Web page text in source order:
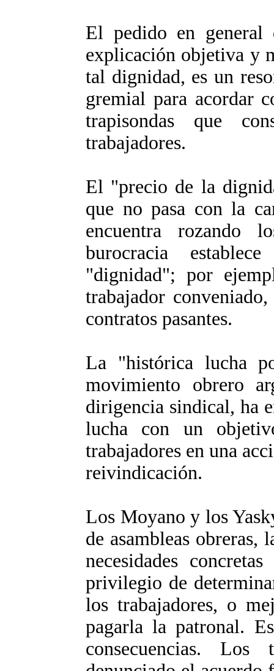
El pedido en
explicación objetiva y
tal dignidad, es un
gremial para acordar
trapisondas que
trabajadores.
El "precio de la
que no pasa con la
encuentra rozando
burocracia
"dignidad"; por
trabajador
contratos pasantes.
La "histórica lucha
movimiento obrero
dirigencia sindical, ha
lucha con un
trabajadores en una
reivindicación.
Los Moyano y los
de asambleas obreras,
necesidades
privilegio de
los trabajadores, o
pagarla la patronal.
consecuencias.